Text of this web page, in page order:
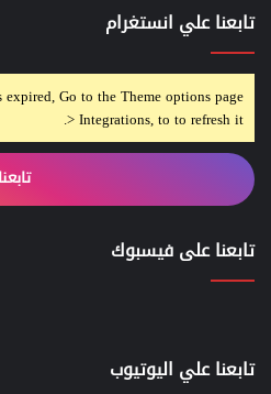
تابعنا علي انستغرام
Go to the Theme options page
> Integrations, to to refresh it.
تابعنا
تابعنا على فيسبوك
تابعنا علي اليوتيوب